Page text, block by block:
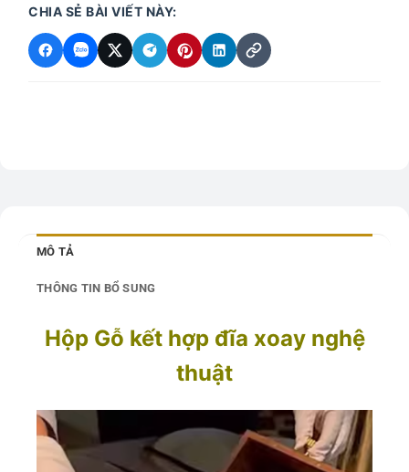
CHIA SẺ BÀI VIẾT NÀY:
MÔ TẢ
THÔNG TIN BỔ SUNG
Hộp Gỗ kết hợp đĩa xoay nghệ
thuật